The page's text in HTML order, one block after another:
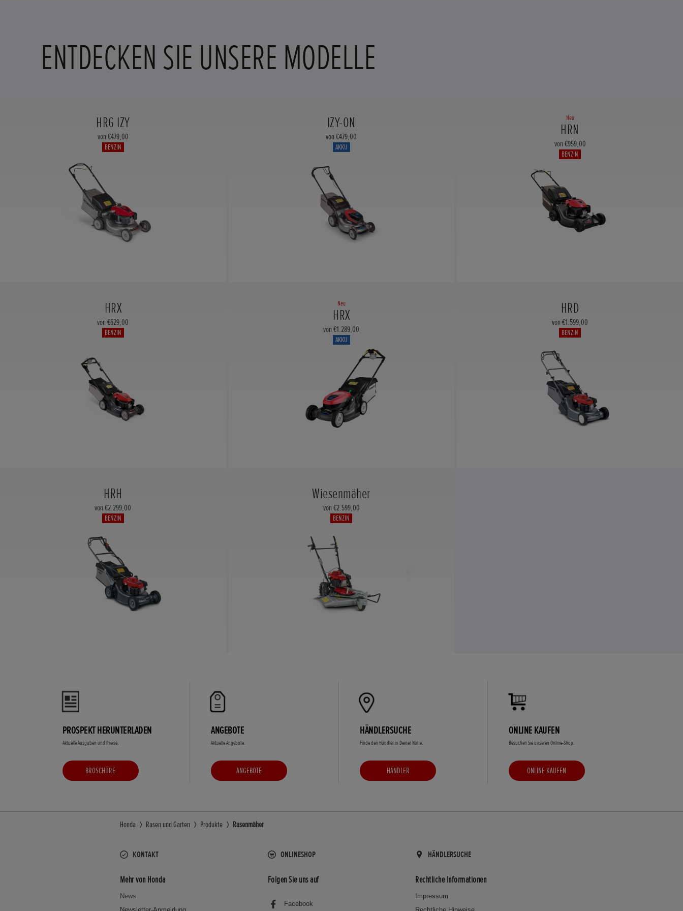
ENTDECKEN SIE UNSERE MODELLE
HRG IZY
von €479,00
BENZIN
IZY-ON
von €479,00
AKKU
Neu
HRN
von €959,00
BENZIN
HRX
von €629,00
BENZIN
Neu
HRX
von €1.289,00
AKKU
HRD
von €1.599,00
BENZIN
HRH
von €2.299,00
BENZIN
Wiesenmäher
von €2.599,00
BENZIN
PROSPEKT HERUNTERLADEN
Aktuelle Ausgaben und Preise.
BROSCHÜRE
ANGEBOTE
Aktuelle Angebote.
ANGEBOTE
HÄNDLERSUCHE
Finde den Händler in Deiner Nähe.
HÄNDLER
ONLINE KAUFEN
Besuchen Sie unseren Online-Shop.
ONLINE KAUFEN
Honda Rasen und Garten Produkte Rasenmäher
KONTAKT ONLINESHOP HÄNDLERSUCHE
Mehr von Honda
News
Folgen Sie uns auf
Facebook
Rechtliche Informationen
Impressum